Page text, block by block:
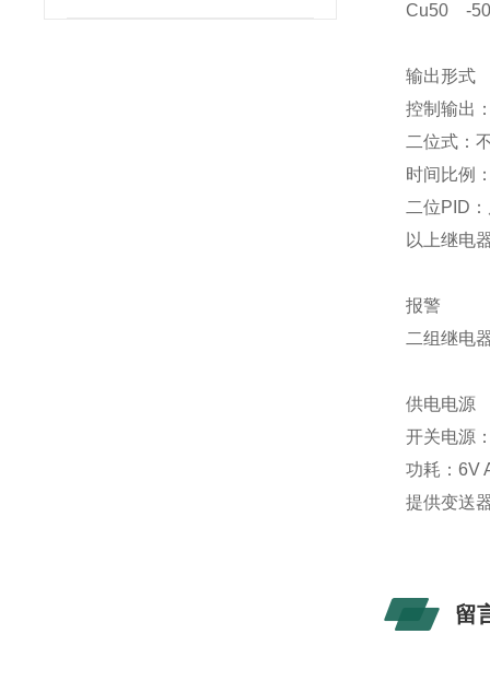
Cu50 -
输出形式
控制输出
二位式：
时间比例
二位PID
以上继电
报警
二组继电
供电电源
开关电源
功耗：6V
提供变送
留